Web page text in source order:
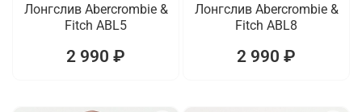
Лонгслив Abercrombie &
Fitch ABL5
2 990 ₽
Лонгслив Abercrombie &
Fitch ABL8
2 990 ₽